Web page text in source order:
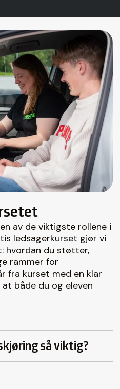
av de viktigste rollene i
ledsagerkurset gjør vi
hvordan du støtter,
rammer for
fra kurset med en klar
både du og eleven
så viktig?